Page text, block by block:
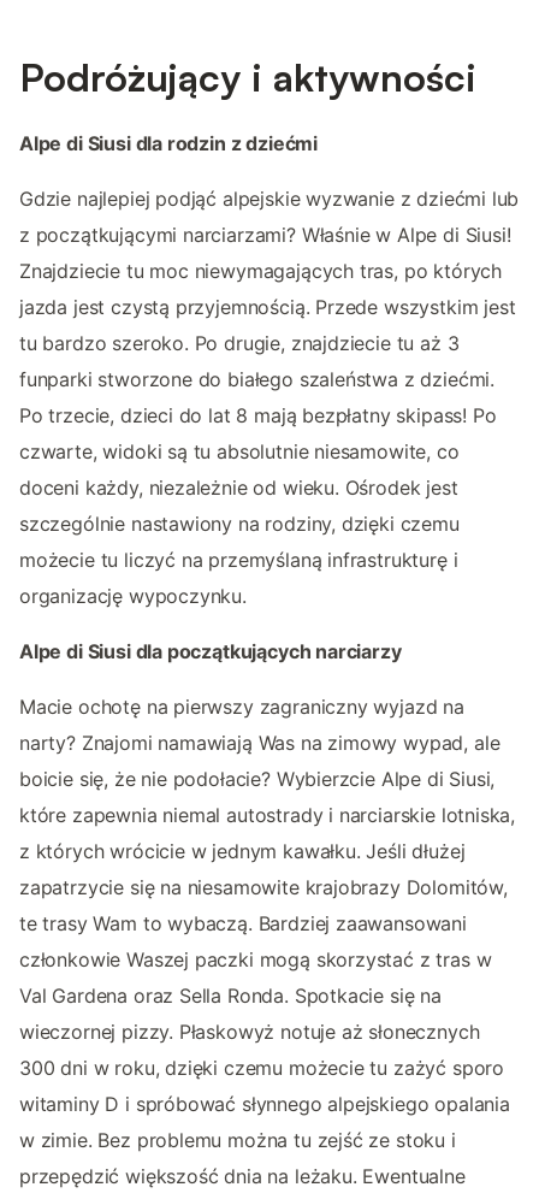
Podróżujący i aktywności
Alpe di Siusi dla rodzin z dziećmi
Gdzie najlepiej podjąć alpejskie wyzwanie z dziećmi lub
z początkującymi narciarzami? Właśnie w Alpe di Siusi!
Znajdziecie tu moc niewymagających tras, po których
jazda jest czystą przyjemnością. Przede wszystkim jest
tu bardzo szeroko. Po drugie, znajdziecie tu aż 3
funparki stworzone do białego szaleństwa z dziećmi.
Po trzecie, dzieci do lat 8 mają bezpłatny skipass! Po
czwarte, widoki są tu absolutnie niesamowite, co
doceni każdy, niezależnie od wieku. Ośrodek jest
szczególnie nastawiony na rodziny, dzięki czemu
możecie tu liczyć na przemyślaną infrastrukturę i
organizację wypoczynku.
Alpe di Siusi dla początkujących narciarzy
Macie ochotę na pierwszy zagraniczny wyjazd na
narty? Znajomi namawiają Was na zimowy wypad, ale
boicie się, że nie podołacie? Wybierzcie Alpe di Siusi,
które zapewnia niemal autostrady i narciarskie lotniska,
z których wrócicie w jednym kawałku. Jeśli dłużej
zapatrzycie się na niesamowite krajobrazy Dolomitów,
te trasy Wam to wybaczą. Bardziej zaawansowani
członkowie Waszej paczki mogą skorzystać z tras w
Val Gardena oraz Sella Ronda. Spotkacie się na
wieczornej pizzy. Płaskowyż notuje aż słonecznych
300 dni w roku, dzięki czemu możecie tu zażyć sporo
witaminy D i spróbować słynnego alpejskiego opalania
w zimie. Bez problemu można tu zejść ze stoku i
przepędzić większość dnia na leżaku. Ewentualne